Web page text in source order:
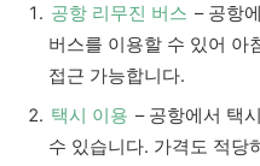
공항 리무진 버스 – 공항
버스를 이용할 수 있어 아
접근 가능합니다.
택시 이용 – 공항에서 택
수 있습니다. 가격도 적당